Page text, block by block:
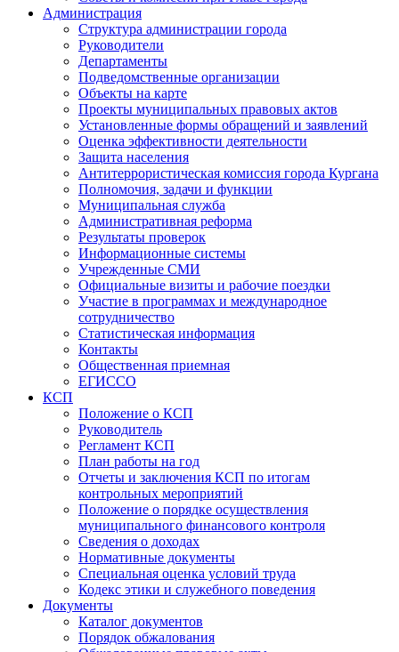
Администрация
Структура администрации города
Руководители
Департаменты
Подведомственные организации
Объекты на карте
Проекты муниципальных правовых актов
Установленные формы обращений и заявлений
Оценка эффективности деятельности
Защита населения
Антитеррористическая комиссия города Кургана
Полномочия, задачи и функции
Муниципальная служба
Административная реформа
Результаты проверок
Информационные системы
Учрежденные СМИ
Официальные визиты и рабочие поездки
Участие в программах и международное
сотрудничество
Статистическая информация
Контакты
Общественная приемная
ЕГИССО
КСП
Положение о КСП
Руководитель
Регламент КСП
План работы на год
Отчеты и заключения КСП по итогам
контрольных мероприятий
Положение о порядке осуществления
муниципального финансового контроля
Сведения о доходах
Нормативные документы
Специальная оценка условий труда
Кодекс этики и служебного поведения
Документы
Каталог документов
Порядок обжалования